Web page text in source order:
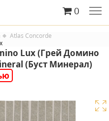
0
Atlas Concorde
Lux (Грей Домино
(Буст Минерал)